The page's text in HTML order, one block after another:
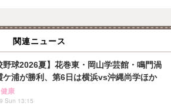
関連ニュース
野球2026夏】花巻東・岡山学芸館・鳴門渦
ケ浦が勝利、第6日は横浜vs沖縄尚学ほか
康
Sun 13:15